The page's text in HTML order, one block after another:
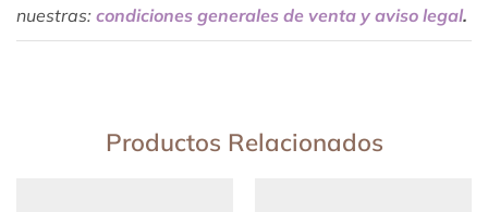
nuestras: condiciones generales de venta y aviso legal.
Productos Relacionados